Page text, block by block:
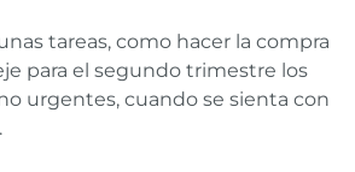
tareas, como hacer la compra
para el segundo trimestre los
urgentes, cuando se sienta con